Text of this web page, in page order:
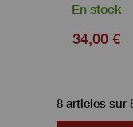
En stock
34,00 €
8 articles sur